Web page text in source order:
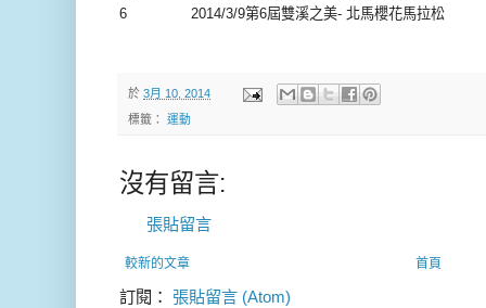
6
2014/3/9第6屆雙溪之美- 北馬櫻花馬拉松
於 3月 10, 2014
標籤： 運動
沒有留言:
張貼留言
較新的文章 首頁
訂閱： 張貼留言 (Atom)